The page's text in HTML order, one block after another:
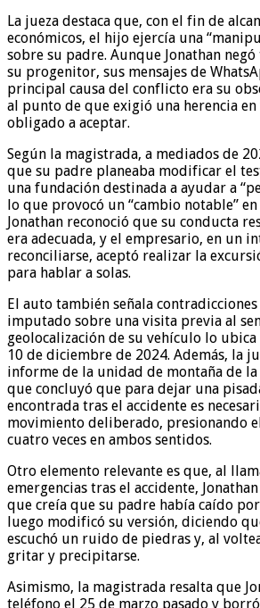
La jueza destaca que, con el fin de
económicos, el hijo ejercía una
sobre su padre. Aunque Jonathan
su progenitor, sus mensajes de
principal causa del conflicto era su
al punto de que exigió una herencia
obligado a aceptar.
Según la magistrada, a mediados de
que su padre planeaba modificar el
una fundación destinada a ayudar a
lo que provocó un “cambio notable”
Jonathan reconoció que su conducta
era adecuada, y el empresario, en un
reconciliarse, aceptó realizar la
para hablar a solas.
El auto también señala
imputado sobre una visita previa al
geolocalización de su vehículo lo ubica
10 de diciembre de 2024. Además, la
informe de la unidad de montaña de
que concluyó que para dejar una
encontrada tras el accidente es
movimiento deliberado, presionando
cuatro veces en ambos sentidos.
Otro elemento relevante es que, al
emergencias tras el accidente,
que creía que su padre había caído
luego modificó su versión, diciendo
escuchó un ruido de piedras y, al
gritar y precipitarse.
Asimismo, la magistrada resalta que
teléfono el 25 de marzo pasado y